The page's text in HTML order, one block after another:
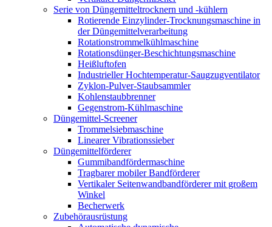
Serie von Düngemitteltrocknern und -kühlern
Rotierende Einzylinder-Trocknungsmaschine in
der Düngemittelverarbeitung
Rotationstrommelkühlmaschine
Rotationsdünger-Beschichtungsmaschine
Heißluftofen
Industrieller Hochtemperatur-Saugzugventilator
Zyklon-Pulver-Staubsammler
Kohlenstaubbrenner
Gegenstrom-Kühlmaschine
Düngemittel-Screener
Trommelsiebmaschine
Linearer Vibrationssieber
Düngemittelförderer
Gummibandfördermaschine
Tragbarer mobiler Bandförderer
Vertikaler Seitenwandbandförderer mit großem
Winkel
Becherwerk
Zubehörausrüstung